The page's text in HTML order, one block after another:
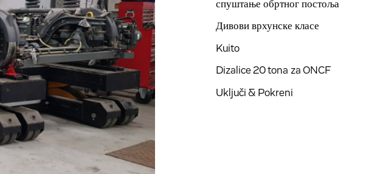
спуштање обртног постоља
Дивови врхунске класе
Kuito
Dizalice 20 tona za ONCF
Uključi & Pokreni